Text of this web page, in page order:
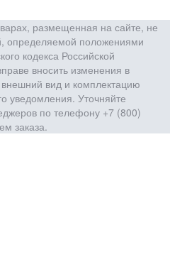
размещенная на сайте, не
определяемой положениями
кодекса Российской
вносить изменения в
внешний вид и комплектацию
уведомления. Уточняйте
по телефону +7 (800)
заказа.